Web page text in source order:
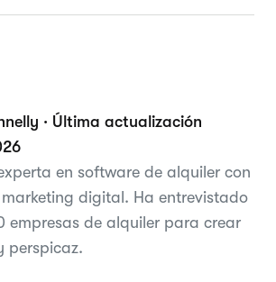
· Última actualización
en software de alquiler con
digital. Ha entrevistado
empresas de alquiler para crear
perspicaz.